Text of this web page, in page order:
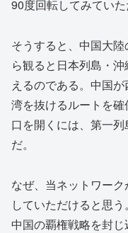
90度回転してみていた
そうすると、中国大
ら観ると日本列島・
えるのである。中国
湾を抜けるルートを
口を開くには、第一
だ。
なぜ、当ネットワー
していただけると思う。
中国の覇権戦略を封